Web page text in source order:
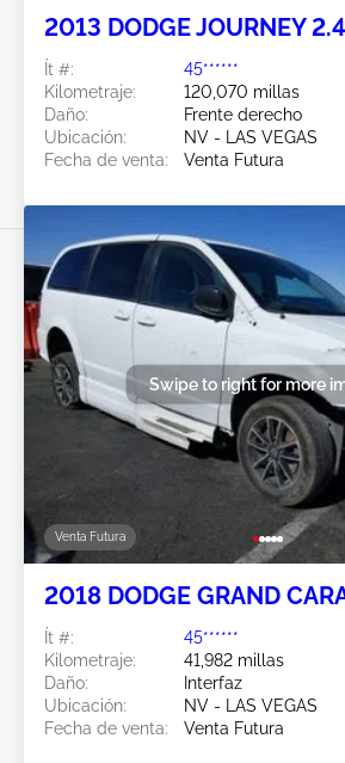
2013 DODGE JOURNEY
Ít #:
45******
Kilometraje:
120,070 millas
Daño:
Frente derecho
Ubicación:
NV - LAS VEGAS
Fecha de venta:
Venta Futura
Venta Futura
Swipe to right for more
2018 DODGE GRAND
Ít #:
45******
Kilometraje:
41,982 millas
Daño:
Interfaz
Ubicación:
NV - LAS VEGAS
Fecha de venta:
Venta Futura